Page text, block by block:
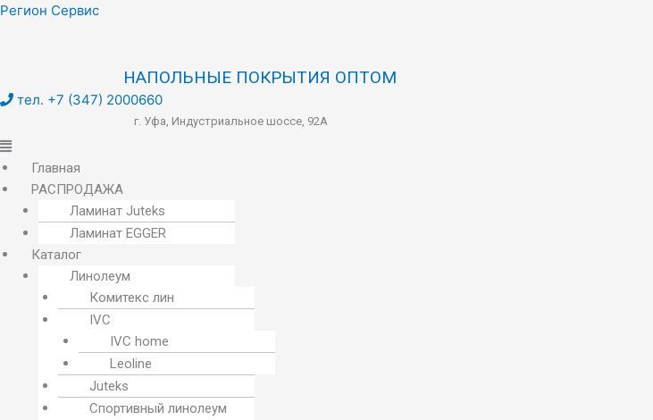
Регион Сервис
НАПОЛЬНЫЕ ПОКРЫТИЯ ОПТОМ
тел. +7 (347) 2000660
г. Уфа, Индустриальное шоссе, 92А
Меню
Главная
РАСПРОДАЖА
Ламинат Juteks
Ламинат EGGER
Каталог
Линолеум
Комитекс лин
IVC
IVC home
Leoline
Juteks
Спортивный линолеум